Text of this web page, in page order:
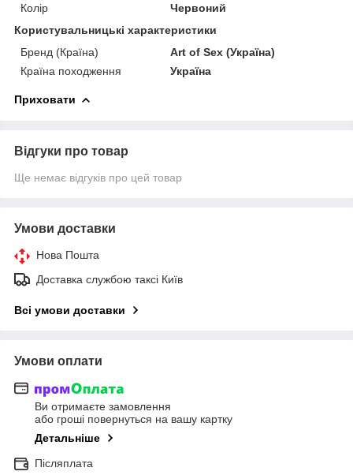
Колір
Червоний
Користувальницькі характеристики
Бренд (Країна)
Art of Sex (Україна)
Країна походження
Україна
Приховати
Відгуки про товар
Ще немає відгуків про цей товар
Умови доставки
Нова Пошта
Доставка службою таксі Київ
Всі умови доставки
Умови оплати
Ви отримаєте замовлення
або гроші повернуться на вашу картку
Детальніше
Післяплата